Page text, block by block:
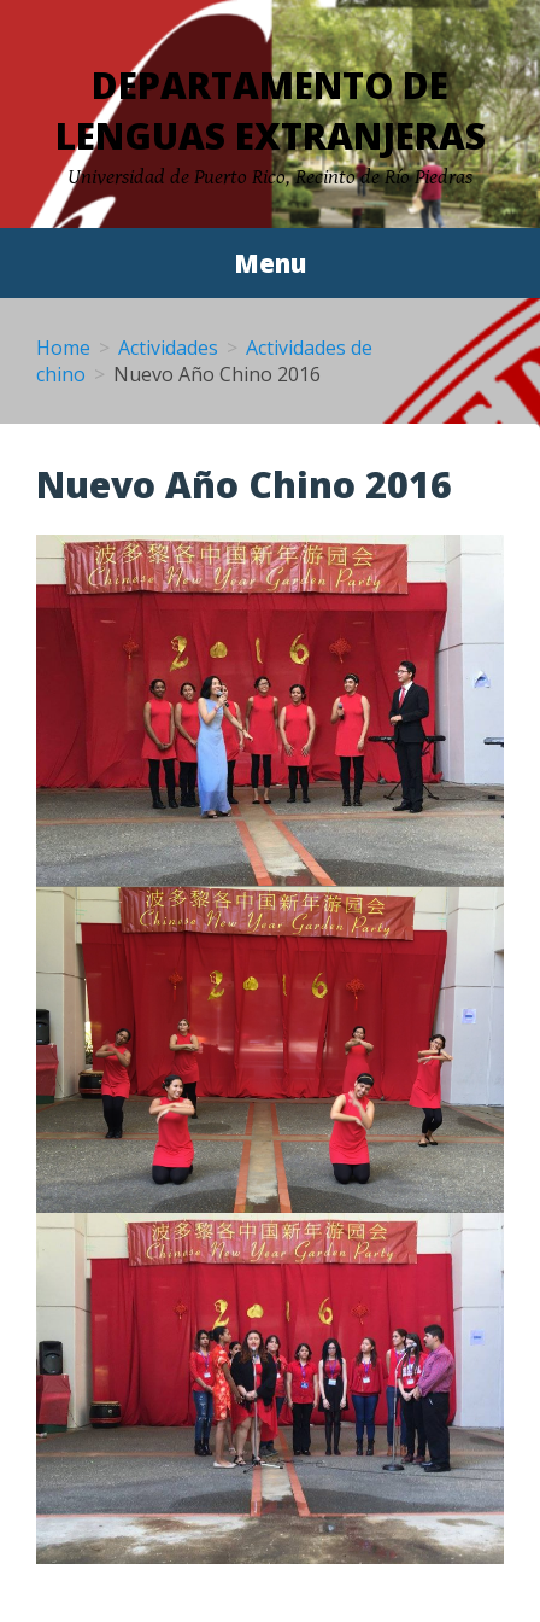
DEPARTAMENTO DE
LENGUAS EXTRANJERAS
Universidad de Puerto Rico, Recinto de Río Piedras
Menu
Home Actividades
Actividades de
chino
Nuevo Año Chino 2016
Nuevo Año Chino 2016